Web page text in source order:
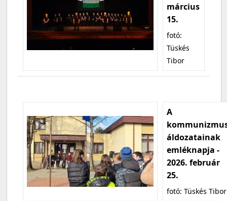
március
15.
fotó:
Tüskés
Tibor
A
áldozatainak
emléknapja -
2026. február
25.
fotó: Tüskés Tibor